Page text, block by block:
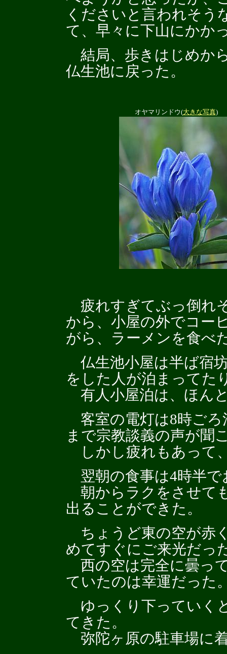
くださいと言われそう
て、早々に下山にかか
結局、歩きはじめか
仏生池に戻った。
オヤマリンドウ(大きな写真)
疲れすぎてぶっ倒れ
から、小屋の外でコー
がら、ラーメンを食べ
仏生池小屋は半ば宿
をした人が泊まってた
有人小屋泊は、ほん
客室の電灯は8時ごろ
まで宗教談義の声が聞
しかし疲れもあって
翌朝の食事は4時半で
朝からラクをさせて
出ることができた。
ちょうど東の空が赤
めてすぐにご来光だっ
西の空は完全に曇っ
ていたのは幸運だった
ゆっくり下っていく
てきた。
弥陀ヶ原の駐車場に